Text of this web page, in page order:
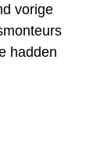
vorige
hadden